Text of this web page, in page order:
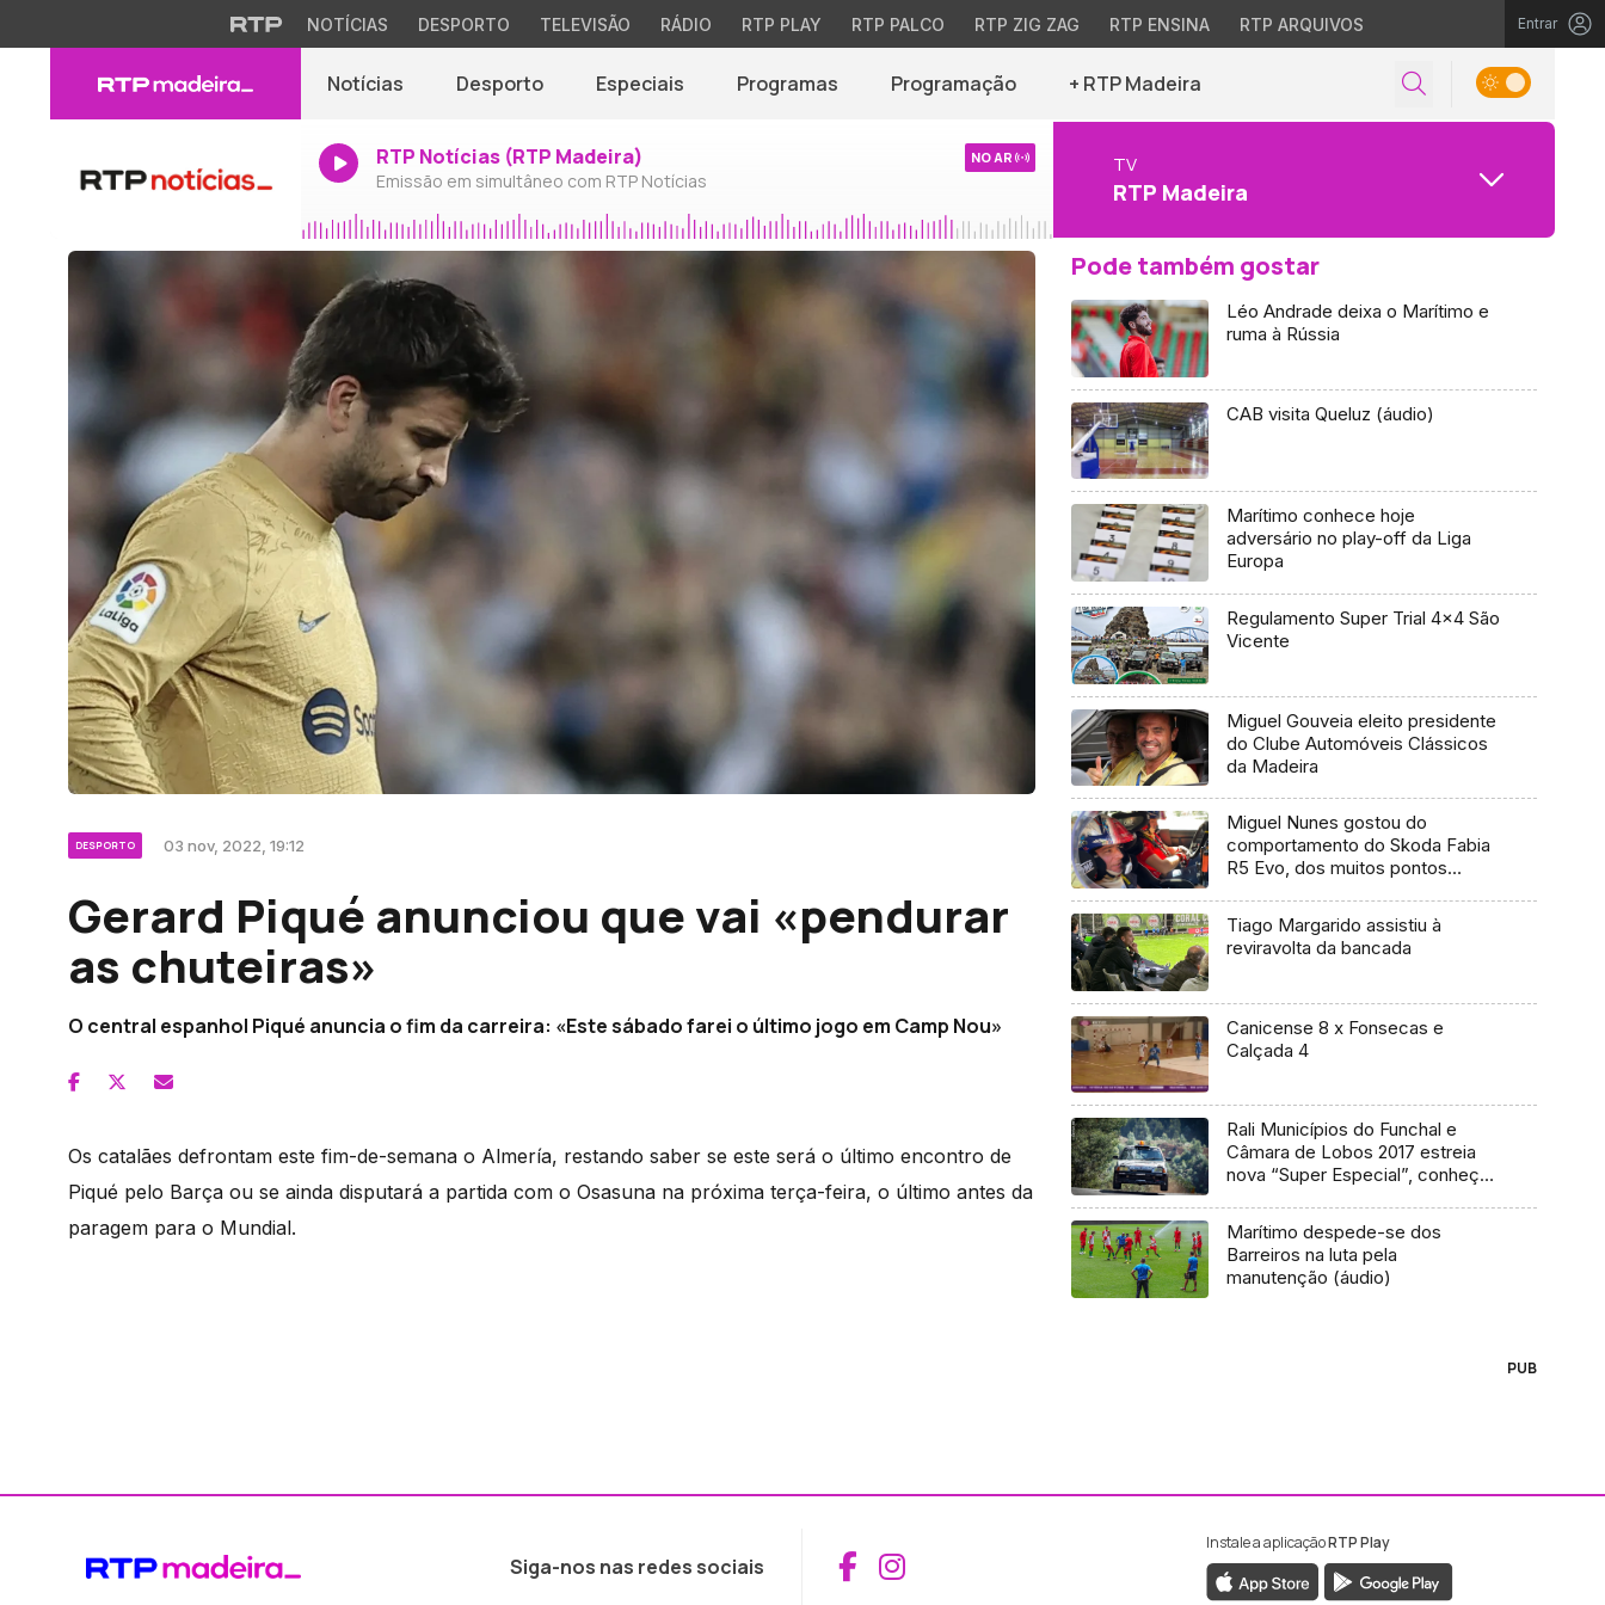
NOTÍCIAS DESPORTO TELEVISÃO RÁDIO RTP PLAY RTP PALCO RTP ZIG ZAG RTP ENSINA RTP ARQUIVOS Entrar
Notícias Desporto Especiais Programas Programação + RTP Madeira
RTP Notícias (RTP Madeira)
Emissão em simultâneo com RTP Notícias
NO AR TV
RTP Madeira
DESPORTO 03 nov, 2022, 19:12
Gerard Piqué anunciou que vai «pendurar
as chuteiras»
O central espanhol Piqué anuncia o fim da carreira: «Este sábado farei o último jogo em Camp Nou»
Os catalães defrontam este fim-de-semana o Almería, restando saber se este será o último encontro de
Piqué pelo Barça ou se ainda disputará a partida com o Osasuna na próxima terça-feira, o último antes da
paragem para o Mundial.
Pode também gostar
Léo Andrade deixa o Marítimo e
ruma à Rússia
CAB visita Queluz (áudio)
Marítimo conhece hoje
adversário no play-off da Liga
Europa
Regulamento Super Trial 4×4 São
Vicente
Miguel Gouveia eleito presidente
do Clube Automóveis Clássicos
da Madeira
Miguel Nunes gostou do
comportamento do Skoda Fabia
R5 Evo, dos muitos pontos
Tiago Margarido assistiu à
reviravolta da bancada
Canicense 8 x Fonsecas e
Calçada 4
Rali Municípios do Funchal e
Câmara de Lobos 2017 estreia
nova “Super Especial”, conheça
Marítimo despede-se dos
Barreiros na luta pela
manutenção (áudio)
PUB
Siga-nos nas redes sociais Aceder ao Facebook da RTP Madeira
Aceder ao Instagram da RTP Madeira
Instale a aplicaçãoRTP Play